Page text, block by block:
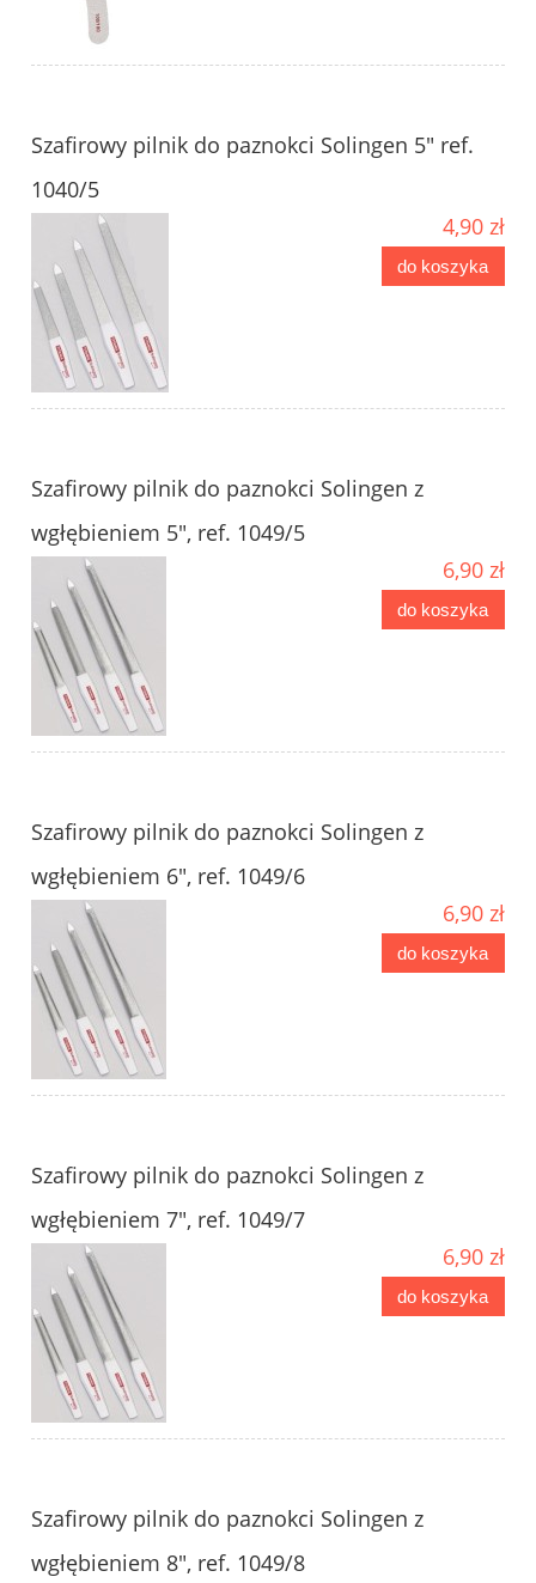
Szafirowy pilnik do paznokci Solingen 5" ref.
1040/5
4,90 zł
do koszyka
Szafirowy pilnik do paznokci Solingen z
wgłębieniem 5", ref. 1049/5
6,90 zł
do koszyka
Szafirowy pilnik do paznokci Solingen z
wgłębieniem 6", ref. 1049/6
6,90 zł
do koszyka
Szafirowy pilnik do paznokci Solingen z
wgłębieniem 7", ref. 1049/7
6,90 zł
do koszyka
Szafirowy pilnik do paznokci Solingen z
wgłębieniem 8", ref. 1049/8